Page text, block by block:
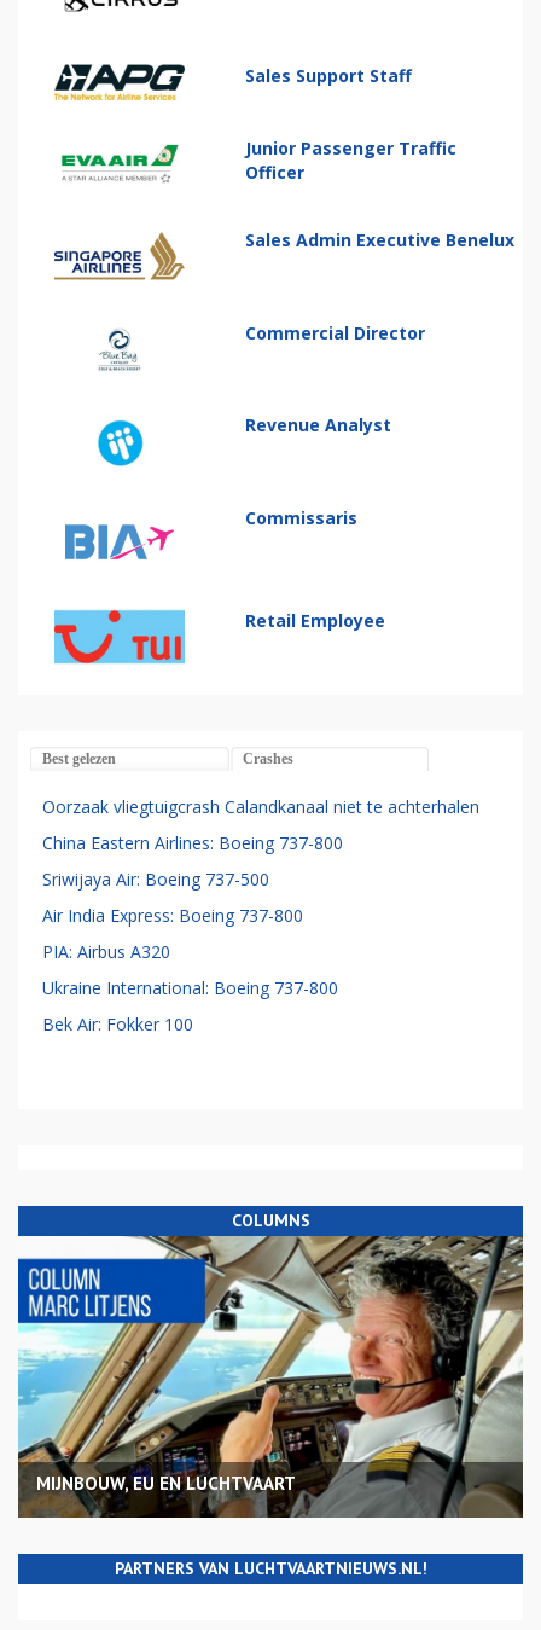
Sales Support Staff
Junior Passenger Traffic
Officer
Sales Admin Executive Benelux
Commercial Director
Revenue Analyst
Commissaris
Retail Employee
Best gelezen Crashes
Oorzaak vliegtuigcrash Calandkanaal niet te achterhalen
China Eastern Airlines: Boeing 737-800
Sriwijaya Air: Boeing 737-500
Air India Express: Boeing 737-800
PIA: Airbus A320
Ukraine International: Boeing 737-800
Bek Air: Fokker 100
COLUMNS
MIJNBOUW, EU EN LUCHTVAART
PARTNERS VAN LUCHTVAARTNIEUWS.NL!